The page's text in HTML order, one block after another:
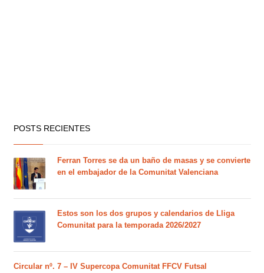
POSTS RECIENTES
Ferran Torres se da un baño de masas y se convierte
en el embajador de la Comunitat Valenciana
Estos son los dos grupos y calendarios de Lliga
Comunitat para la temporada 2026/2027
Circular nº. 7 – IV Supercopa Comunitat FFCV Futsal